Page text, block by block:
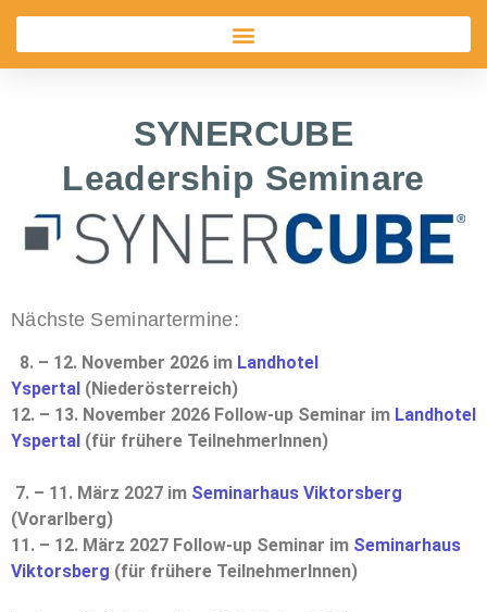
SYNERCUBE
Leadership Seminare
Nächste Seminartermine:
8. – 12. November 2026 im Landhotel
Yspertal (Niederösterreich)
12. – 13. November 2026 Follow-up Seminar im Landhotel
Yspertal (für frühere TeilnehmerInnen)
7. – 11. März 2027 im Seminarhaus Viktorsberg
(Vorarlberg)
11. – 12. März 2027 Follow-up Seminar im Seminarhaus
Viktorsberg (für frühere TeilnehmerInnen)